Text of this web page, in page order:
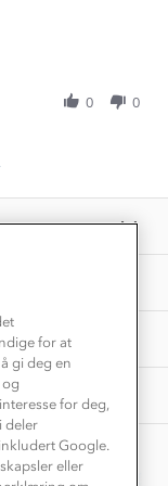
0 0
for at
gi deg en
for deg,
deler
Google.
eller